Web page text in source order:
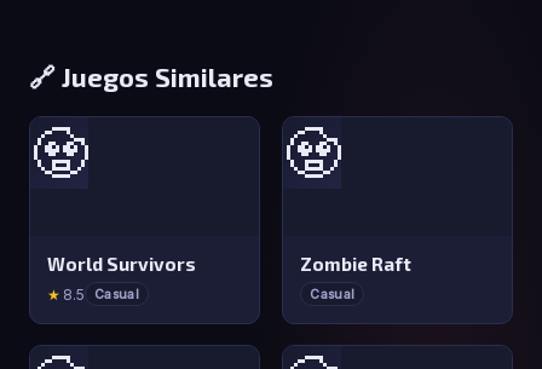
🔗 Juegos Similares
🧟
World Survivors
★ 8.5 Casual
🧟
Zombie Raft
Casual